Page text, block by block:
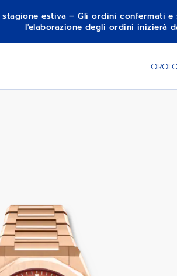
estiva – Gli ordini confermati
l'elaborazione degli ordini inizierà